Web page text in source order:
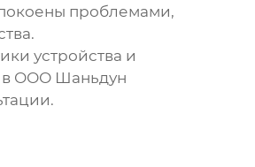
проблемами,
устройства и
в ООО Шаньдун